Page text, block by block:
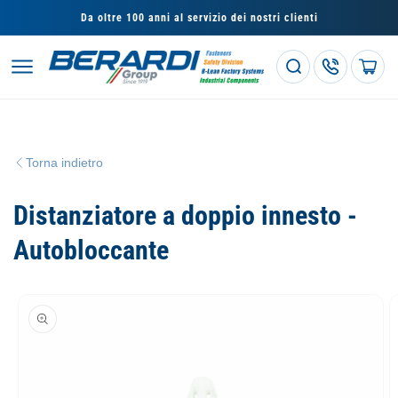
direttamente
ai contenuti
Da oltre 100 anni al servizio dei nostri clienti
Carrello
Torna indietro
Distanziatore a doppio innesto -
Autobloccante
sul prodotto